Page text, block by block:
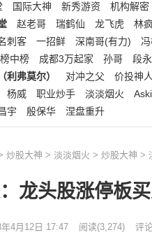
国际大神 新秀游资 机构解密
赵老哥 瑞鹤仙 龙飞虎 林
刺客 一招鲜 深南哥(有力)
榜中榜 成都3万起家 孙哥 段
利弗莫尔）
对冲之父 价投神人
杨威 职业炒手 淡淡烟火
宇 殷保华 涅盘重升
炒股大神 > 淡淡烟火 > 炒股大神 >
龙头股涨停板买
4月12日 17:47 阅读(3,274) 评